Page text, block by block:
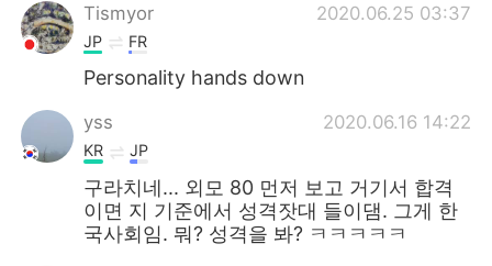
Tismyor 2020.06.25 03:37
JP FR
Personality hands down
yss 2020.06.16 14:22
KR JP
구라치네... 외모 80 먼저 보고 거기서 합격
이면 지 기준에서 성격잣대 들이댐. 그게 한
국사회임. 뭐? 성격을 봐? ㅋㅋㅋㅋㅋ